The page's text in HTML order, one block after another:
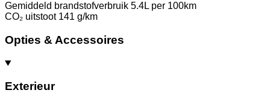
Gemiddeld brandstofverbruik 5.4L per 100km
CO₂ uitstoot 141 g/km
Opties & Accessoires
Exterieur